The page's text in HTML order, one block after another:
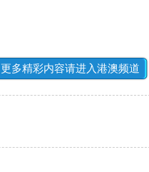
更多精彩内容请进入港澳频道